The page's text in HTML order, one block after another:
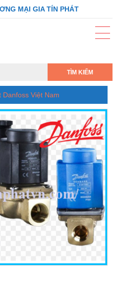
MẠI GIA TÍN PHÁT
TÌM KIẾM
Danfoss Việt Nam